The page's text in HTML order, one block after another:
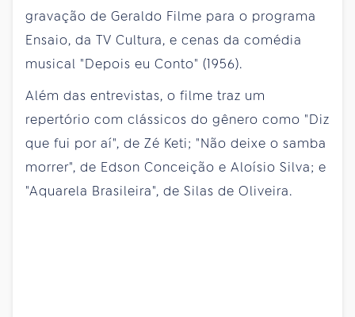
gravação de Geraldo Filme para o programa
Ensaio, da TV Cultura, e cenas da comédia
musical "Depois eu Conto" (1956).
Além das entrevistas, o filme traz um
repertório com clássicos do gênero como "Diz
que fui por aí", de Zé Keti; "Não deixe o samba
morrer", de Edson Conceição e Aloísio Silva; e
"Aquarela Brasileira", de Silas de Oliveira.